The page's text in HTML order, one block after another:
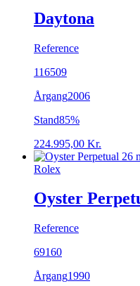
Daytona
Reference
116509
Årgang2006
Stand85%
224.995,00 Kr.
Rolex
Oyster
Reference
69160
Årgang1990